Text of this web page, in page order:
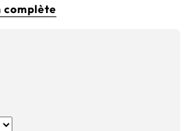
complète